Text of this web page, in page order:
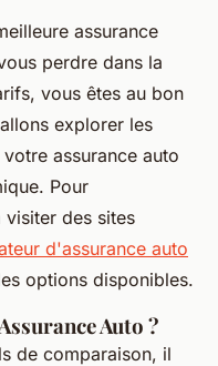
assurance
perdre dans la
vous êtes au bon
explorer les
assurance auto
Pour
des sites
d'assurance auto
options disponibles.
Auto ?
de comparaison, il